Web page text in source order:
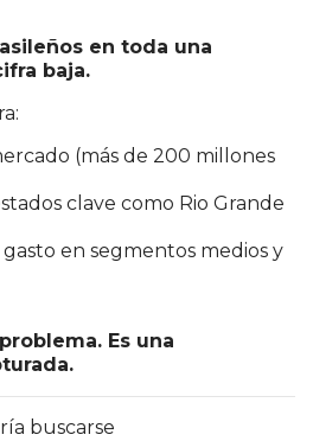
en toda una
baja.
(más de 200 millones
clave como Rio Grande
en segmentos medios y
Es una
buscarse